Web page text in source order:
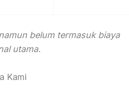
belum termasuk biaya
utama.
Kami